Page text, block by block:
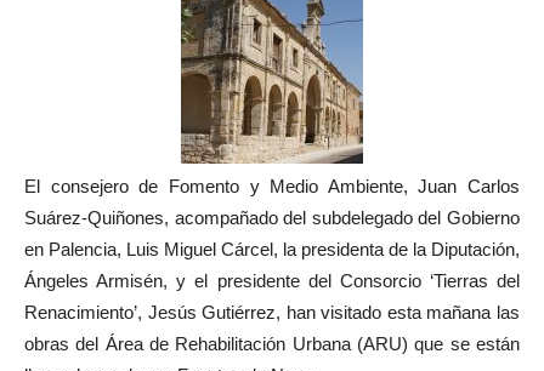
El consejero de Fomento y Medio Ambiente, Juan Carlos
Suárez-Quiñones, acompañado del subdelegado del Gobierno
en Palencia, Luis Miguel Cárcel, la presidenta de la Diputación,
Ángeles Armisén, y el presidente del Consorcio ‘Tierras del
Renacimiento’, Jesús Gutiérrez, han visitado esta mañana las
obras del Área de Rehabilitación Urbana (ARU) que se están